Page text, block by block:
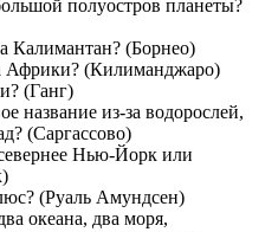
полуостров планеты?
Калимантан? (Борнео)
Африки? (Килиманджаро)
(Ганг)
название из-за водорослей,
(Саргассово)
Нью-Йорк или
(Руаль Амундсен)
океана, два моря,